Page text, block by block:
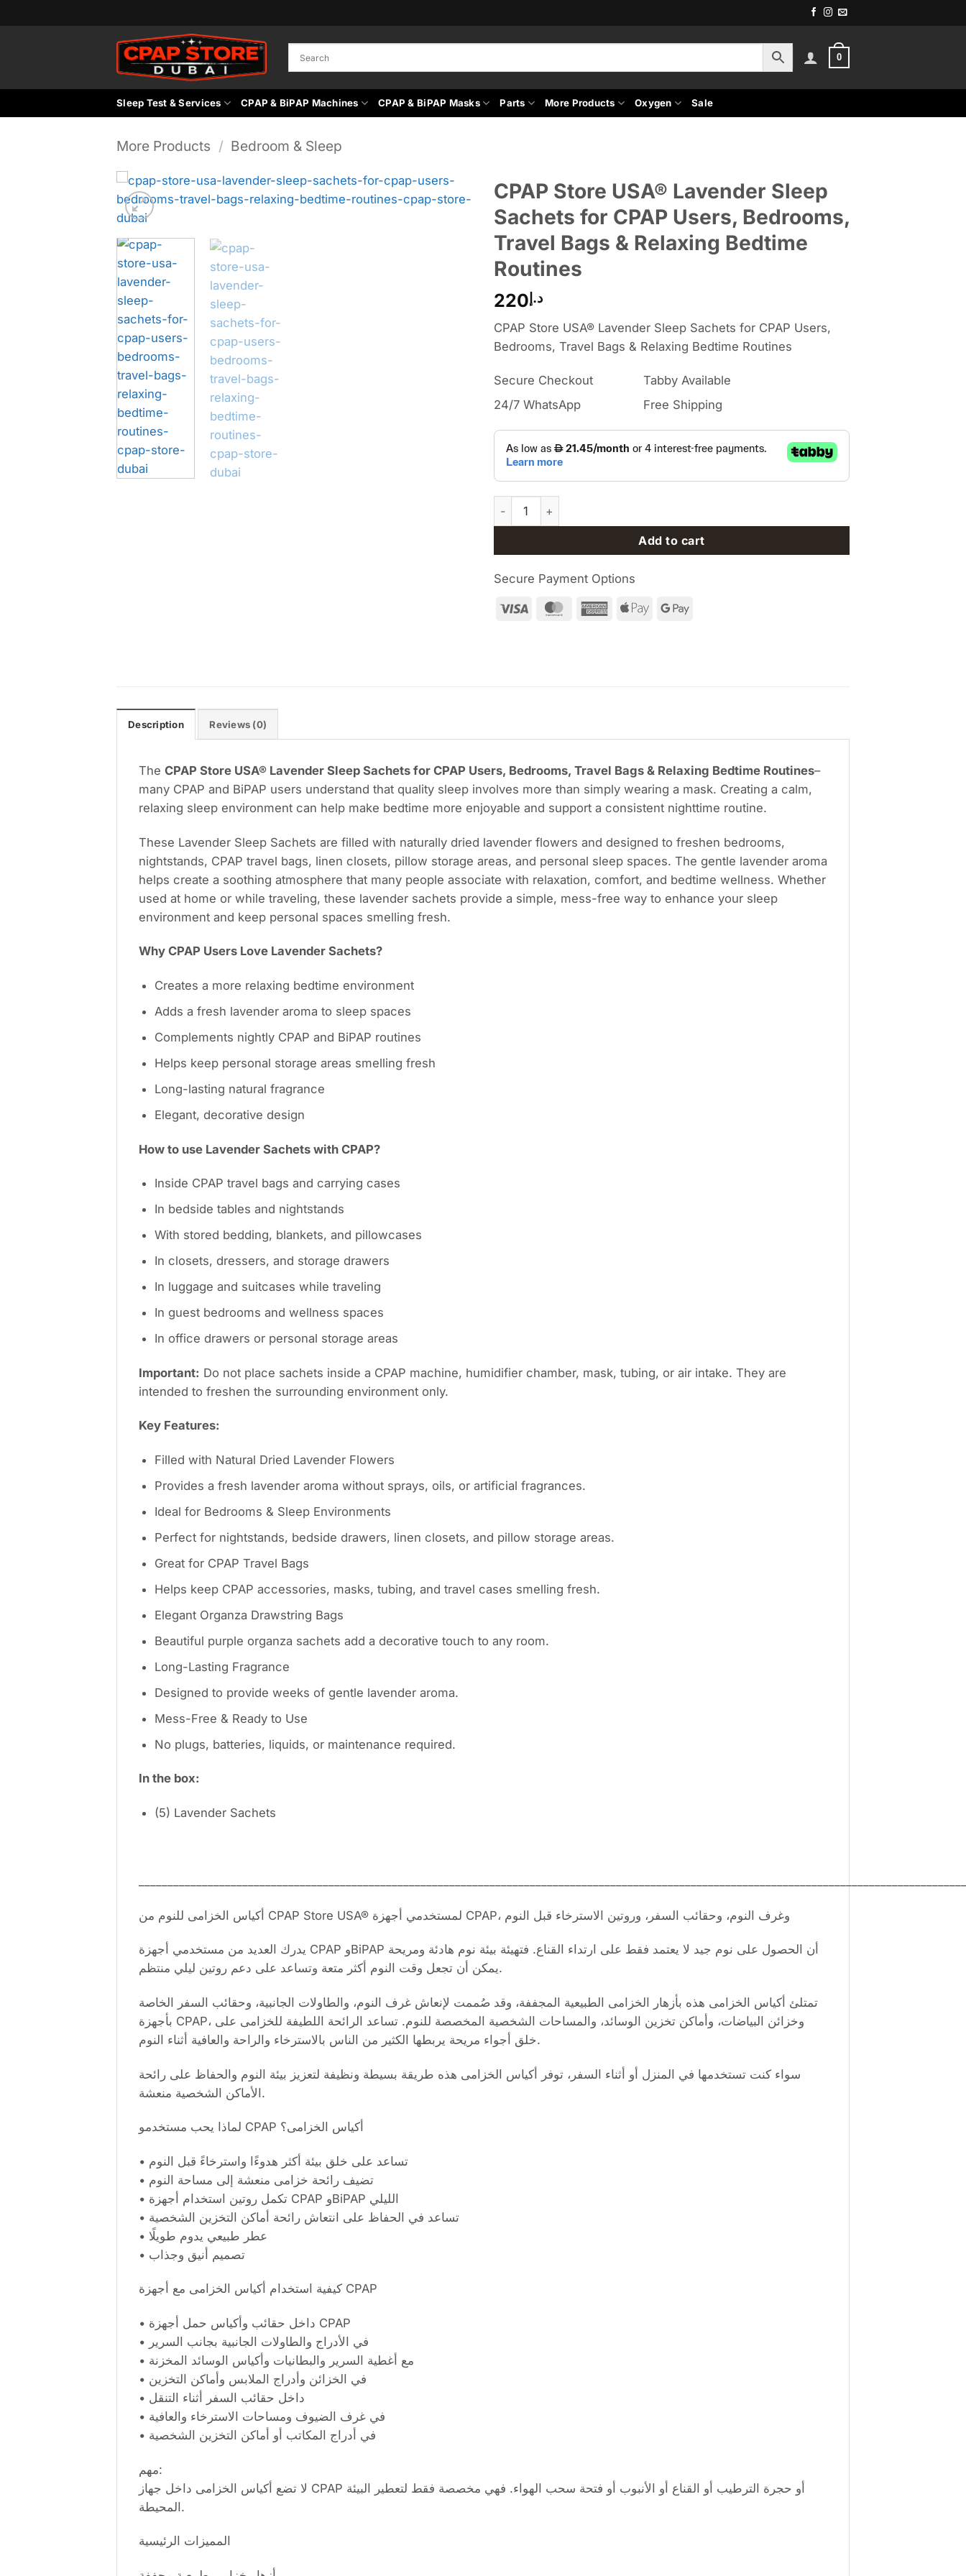
0
Sleep Test & Services CPAP & BiPAP Machines CPAP & BiPAP Masks Parts More Products Oxygen Sale
More Products / Bedroom & Sleep
CPAP Store USA® Lavender Sleep
Sachets for CPAP Users, Bedrooms,
Travel Bags & Relaxing Bedtime
Routines
د.إ 220
CPAP Store USA® Lavender Sleep Sachets for CPAP Users,
Bedrooms, Travel Bags & Relaxing Bedtime Routines
Secure Checkout
Tabby Available
24/7 WhatsApp
Free Shipping
CPAP Store USA® Lavender Sleep Sachets for CPAP Users, Bedrooms, Travel Bags &
Add to cart
Secure Payment Options
Visa
MasterCardAmericanApple Google
Description Reviews (0)
The CPAP Store USA® Lavender Sleep Sachets for CPAP Users, Bedrooms, Travel Bags & Relaxing Bedtime Routines–
many CPAP and BiPAP users understand that quality sleep involves more than simply wearing a mask. Creating a calm,
relaxing sleep environment can help make bedtime more enjoyable and support a consistent nighttime routine.
These Lavender Sleep Sachets are filled with naturally dried lavender flowers and designed to freshen bedrooms,
nightstands, CPAP travel bags, linen closets, pillow storage areas, and personal sleep spaces. The gentle lavender aroma
helps create a soothing atmosphere that many people associate with relaxation, comfort, and bedtime wellness. Whether
used at home or while traveling, these lavender sachets provide a simple, mess-free way to enhance your sleep
environment and keep personal spaces smelling fresh.
Why CPAP Users Love Lavender Sachets?
Creates a more relaxing bedtime environment
Adds a fresh lavender aroma to sleep spaces
Complements nightly CPAP and BiPAP routines
Helps keep personal storage areas smelling fresh
Long-lasting natural fragrance
Elegant, decorative design
How to use Lavender Sachets with CPAP?
Inside CPAP travel bags and carrying cases
In bedside tables and nightstands
With stored bedding, blankets, and pillowcases
In closets, dressers, and storage drawers
In luggage and suitcases while traveling
In guest bedrooms and wellness spaces
In office drawers or personal storage areas
Important: Do not place sachets inside a CPAP machine, humidifier chamber, mask, tubing, or air intake. They are
intended to freshen the surrounding environment only.
Key Features:
Filled with Natural Dried Lavender Flowers
Provides a fresh lavender aroma without sprays, oils, or artificial fragrances.
Ideal for Bedrooms & Sleep Environments
Perfect for nightstands, bedside drawers, linen closets, and pillow storage areas.
Great for CPAP Travel Bags
Helps keep CPAP accessories, masks, tubing, and travel cases smelling fresh.
Elegant Organza Drawstring Bags
Beautiful purple organza sachets add a decorative touch to any room.
Long-Lasting Fragrance
Designed to provide weeks of gentle lavender aroma.
Mess-Free & Ready to Use
No plugs, batteries, liquids, or maintenance required.
In the box:
(5) Lavender Sachets
أكياس الخزامى للنوم من CPAP Store USA® لمستخدمي أجهزة CPAP، وغرف النوم، وحقائب السفر، وروتين الاسترخاء قبل النوم
يدرك العديد من مستخدمي أجهزة CPAP وBiPAP أن الحصول على نوم جيد لا يعتمد فقط على ارتداء القناع. فتهيئة بيئة نوم هادئة ومريحة
يمكن أن تجعل وقت النوم أكثر متعة وتساعد على دعم روتين ليلي منتظم.
تمتلئ أكياس الخزامى هذه بأزهار الخزامى الطبيعية المجففة، وقد صُممت لإنعاش غرف النوم، والطاولات الجانبية، وحقائب السفر الخاصة
بأجهزة CPAP، وخزائن البياضات، وأماكن تخزين الوسائد، والمساحات الشخصية المخصصة للنوم. تساعد الرائحة اللطيفة للخزامى على
خلق أجواء مريحة يربطها الكثير من الناس بالاسترخاء والراحة والعافية أثناء النوم.
سواء كنت تستخدمها في المنزل أو أثناء السفر، توفر أكياس الخزامى هذه طريقة بسيطة ونظيفة لتعزيز بيئة النوم والحفاظ على رائحة
الأماكن الشخصية منعشة.
لماذا يحب مستخدمو CPAP أكياس الخزامى؟
• تساعد على خلق بيئة أكثر هدوءًا واسترخاءً قبل النوم
• تضيف رائحة خزامى منعشة إلى مساحة النوم
• تكمل روتين استخدام أجهزة CPAP وBiPAP الليلي
• تساعد في الحفاظ على انتعاش رائحة أماكن التخزين الشخصية
• عطر طبيعي يدوم طويلًا
• تصميم أنيق وجذاب
كيفية استخدام أكياس الخزامى مع أجهزة CPAP
• داخل حقائب وأكياس حمل أجهزة CPAP
• في الأدراج والطاولات الجانبية بجانب السرير
• مع أغطية السرير والبطانيات وأكياس الوسائد المخزنة
• في الخزائن وأدراج الملابس وأماكن التخزين
• داخل حقائب السفر أثناء التنقل
• في غرف الضيوف ومساحات الاسترخاء والعافية
• في أدراج المكاتب أو أماكن التخزين الشخصية
مهم:
لا تضع أكياس الخزامى داخل جهاز CPAP أو حجرة الترطيب أو القناع أو الأنبوب أو فتحة سحب الهواء. فهي مخصصة فقط لتعطير البيئة
المحيطة.
المميزات الرئيسية